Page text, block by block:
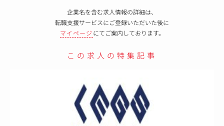
企業名を含む求人情報の詳細は、
転職支援サービスにご登録いただいた後に
マイページ にてご案内しております。
この求人の特集記事